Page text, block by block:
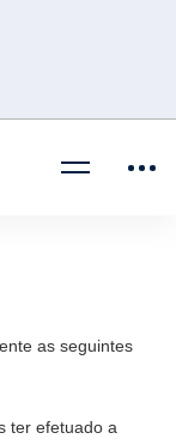
as seguintes
ter efetuado a